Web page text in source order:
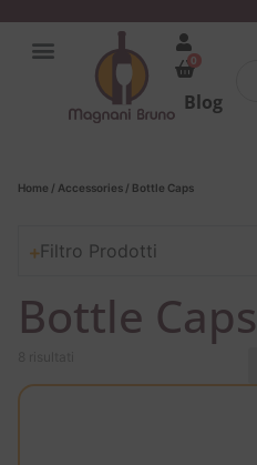
0
Blog
Home / Accessories / Bottle Caps
Filtro Prodotti
Bottle Caps